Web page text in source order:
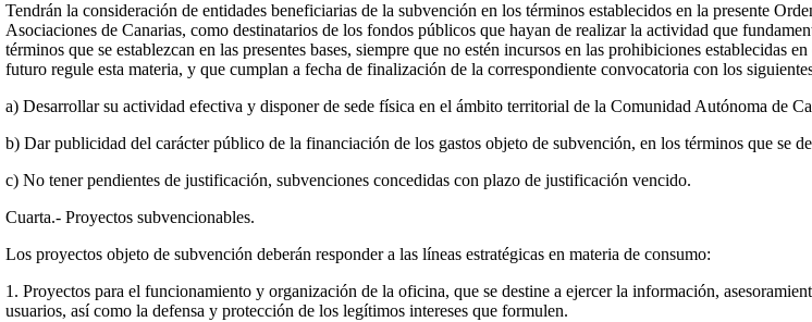
Tendrán la consideración de entidades beneficiarias de la subvención en los términos establecidos en la presente
Asociaciones de Canarias, como destinatarios de los fondos públicos que hayan de realizar la actividad que
términos que se establezcan en las presentes bases, siempre que no estén incursos en las prohibiciones
futuro regule esta materia, y que cumplan a fecha de finalización de la correspondiente convocatoria con los
a) Desarrollar su actividad efectiva y disponer de sede física en el ámbito territorial de la Comunidad Autónoma de
b) Dar publicidad del carácter público de la financiación de los gastos objeto de subvención, en los términos que se
c) No tener pendientes de justificación, subvenciones concedidas con plazo de justificación vencido.
Cuarta.- Proyectos subvencionables.
Los proyectos objeto de subvención deberán responder a las líneas estratégicas en materia de consumo:
1. Proyectos para el funcionamiento y organización de la oficina, que se destine a ejercer la información,
usuarios, así como la defensa y protección de los legítimos intereses que formulen.